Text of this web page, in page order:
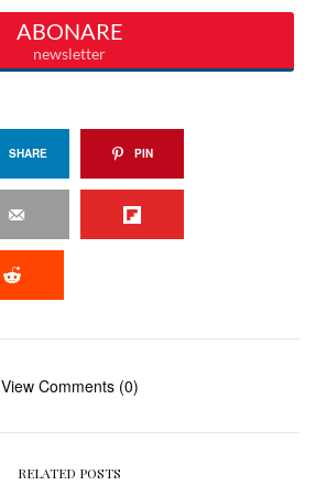
SHARE PIN
View Comments (0)
RELATED POSTS